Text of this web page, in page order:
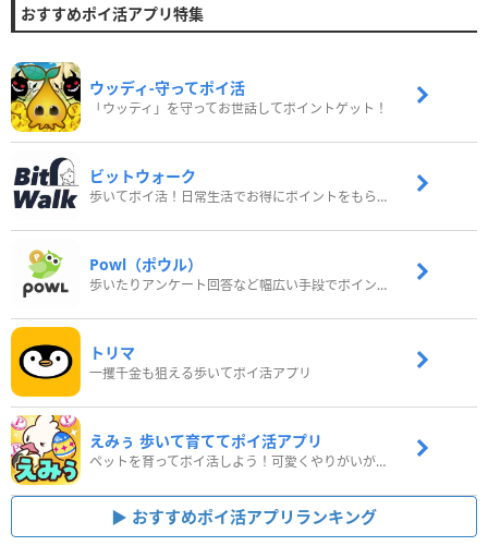
おすすめポイ活アプリ特集
ウッディ‐守ってポイ活
「ウッディ」を守ってお世話してポイントゲット！
ビットウォーク
歩いてポイ活！日常生活でお得にポイントをもらおう
Powl（ポウル）
歩いたりアンケート回答など幅広い手段でポイントをゲット
トリマ
一攫千金も狙える歩いてポイ活アプリ
えみぅ 歩いて育ててポイ活アプリ
ペットを育ってポイ活しよう！可愛くやりがいがある新感覚アプリ
おすすめポイ活アプリランキング